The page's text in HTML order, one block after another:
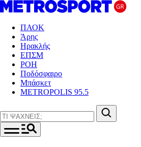
ΠΑΟΚ
Άρης
Ηρακλής
ΕΠΣΜ
ΡΟΗ
Ποδόσφαιρο
Μπάσκετ
METROPOLIS 95.5